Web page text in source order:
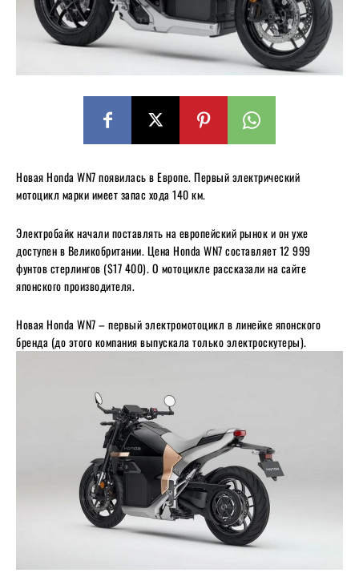
Новая Honda WN7 появилась в Европе. Первый электрический
мотоцикл марки имеет запас хода 140 км.
Электробайк начали поставлять на европейский рынок и он уже
доступен в Великобритании. Цена Honda WN7 составляет 12 999
фунтов стерлингов ($17 400). О мотоцикле рассказали на сайте
японского производителя.
Новая Honda WN7 – первый электромотоцикл в линейке японского
бренда (до этого компания выпускала только электроскутеры).